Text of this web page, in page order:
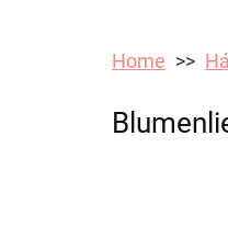
Home